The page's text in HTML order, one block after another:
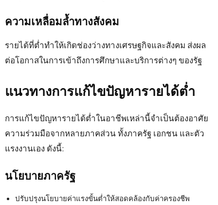
ความเหลื่อมล้ำทางสังคม
รายได้ที่ต่ำทำให้เกิดช่องว่างทางเศรษฐกิจและสังคม ส่งผล
ต่อโอกาสในการเข้าถึงการศึกษาและบริการต่างๆ ของรัฐ
แนวทางการแก้ไขปัญหารายได้ต่ำ
การแก้ไขปัญหารายได้ต่ำในอาชีพเหล่านี้จำเป็นต้องอาศัย
ความร่วมมือจากหลายภาคส่วน ทั้งภาครัฐ เอกชน และตัว
แรงงานเอง ดังนี้:
นโยบายภาครัฐ
ปรับปรุงนโยบายค่าแรงขั้นต่ำให้สอดคล้องกับค่าครองชีพ